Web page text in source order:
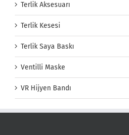
Terlik Aksesuarı
Terlik Kesesi
Terlik Saya Baskı
Ventilli Maske
VR Hijyen Bandı